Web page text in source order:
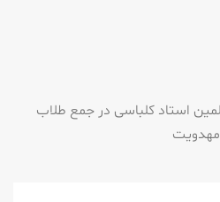
استاد کلباسی در جمع طلاب